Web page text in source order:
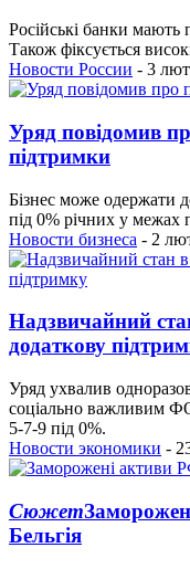
Російські банки мають
Також фіксується
Новости России - 3
Уряд повідомив
підтримки
Бізнес може одержати
під 0% річних у межах
Новости бизнеса - 2
Надзвичайний
додаткову
Уряд ухвалив
соціально важливим
5-7-9 під 0%.
Новости экономики -
Сюжет
Бельгія